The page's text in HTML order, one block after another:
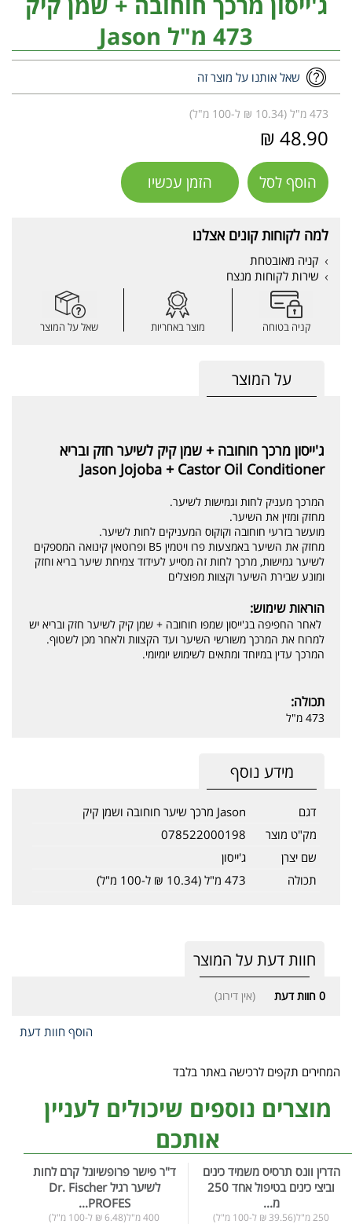
473 מ"ל Jason
שאל אותנו על מוצר זה
473 מ"ל (10.34 ₪ ל-100 מ"ל)
48.90 ₪
הוסף לסל הזמן עכשיו
למה לקוחות קונים אצלנו
קניה מאובטחת
שירות לקוחות מנצח
קניה בטוחה מוצר באחריות שאל על המוצר
על המוצר
ג'ייסון מרכך חוחובה + שמן קיק לשיער חזק ובריא
Jason Jojoba + Castor Oil Conditioner
המרכך מעניק לחות וגמישות לשיער.
מחזק ומזין את השיער.
מועשר בזרעי חוחובה וקוקוס המעניקים לחות לשיער.
מחזק את השיער באמצעות פרו ויטמין B5 ופרוטאין קינואה המספקים
לשיער גמישות, מרכך לחות זה מסייע לעידוד צמיחת שיער בריא וחזק
ומונע שבירת השיער וקצוות מפוצלים
הוראות שימוש:
לאחר החפיפה בג'ייסון שמפו חוחובה + שמן קיק לשיער חזק ובריא יש
למרוח את המרכך משורשי השיער ועד הקצוות ולאחר מכן לשטוף.
המרכך עדין במיוחד ומתאים לשימוש יומיומי.
תכולה:
473 מ"ל
מידע נוסף
דגם
Jason מרכך שיער חוחובה ושמן קיק
מק"ט מוצר
078522000198
שם יצרן
ג'ייסון
תכולה
473 מ"ל (10.34 ₪ ל-100 מ"ל)
חוות דעת על המוצר
0 חוות דעת (אין דירוג)
הוסף חוות דעת
המחירים תקפים לרכישה באתר בלבד
מוצרים נוספים שיכולים לעניין
אותכם
הדרין וונס תרסיס משמיד כינים
וביצי כינים בטיפול אחד 250
מ...
250 מ"ל(39.56 ₪ ל-100 מ"ל)
ד"ר פישר פרופשיונל קרם לחות
לשיער רגיל Dr. Fischer
PROFES...
400 מ"ל(6.48 ₪ ל-100 מ"ל)